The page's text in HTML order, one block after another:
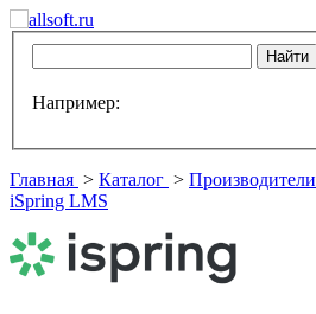
Например:
Главная > Каталог > Производители
iSpring LMS